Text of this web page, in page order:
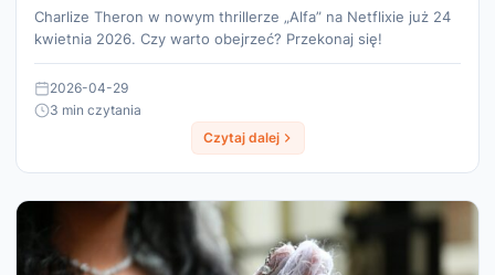
Charlize Theron w nowym thrillerze „Alfa” na Netflixie już 24
kwietnia 2026. Czy warto obejrzeć? Przekonaj się!
2026-04-29
3 min czytania
Czytaj dalej